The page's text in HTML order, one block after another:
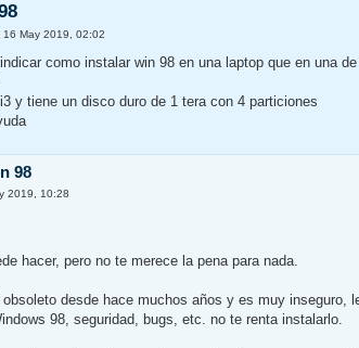
16 May 2019, 02:02
como instalar win 98 en una laptop que en una
y tiene un disco duro de 1 tera con 4 particiones
98
2019, 10:28
hacer, pero no te merece la pena para nada.
desde hace muchos años y es muy
98, seguridad, bugs, etc. no te renta instalarlo.